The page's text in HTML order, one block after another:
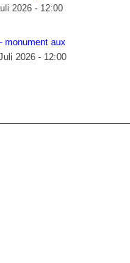
2026 - 12:00
monument aux
2026 - 12:00